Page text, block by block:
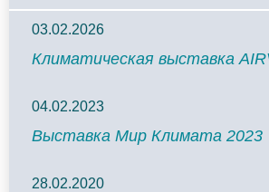
03.02.2026
Климатическая выставка
04.02.2023
Выставка Мир Климата 2023
28.02.2020